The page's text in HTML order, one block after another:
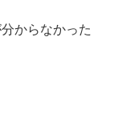
からなかった